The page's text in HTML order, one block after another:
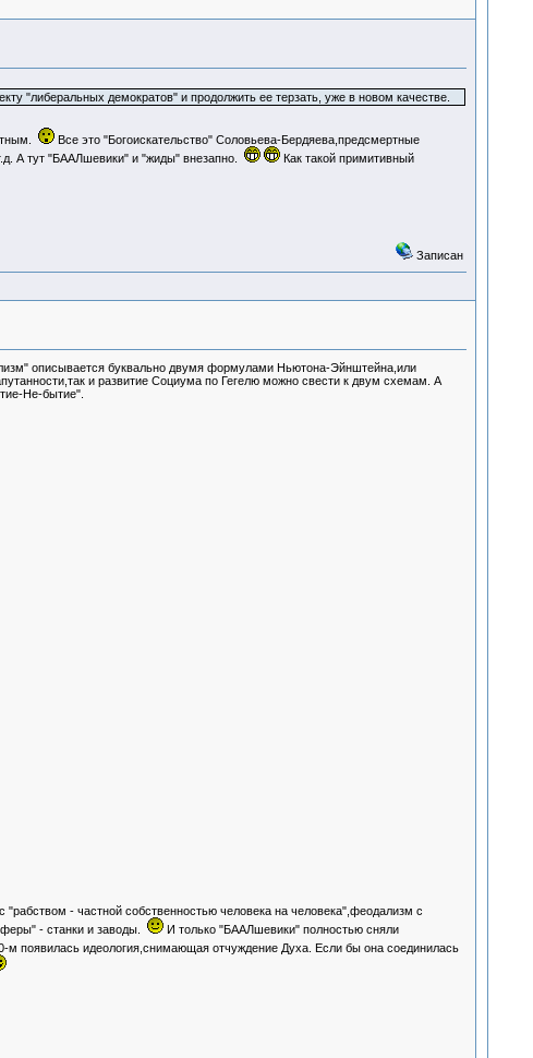
"либеральных демократов" и продолжить ее терзать, уже в новом качестве.
Все это "Богоискательство" Соловьева-Бердяева,предсмертные
А тут "БААЛшевики" и "жиды" внезапно.
Как такой примитивный
Записан
описывается буквально двумя формулами Ньютона-Эйнштейна,или
и развитие Социума по Гегелю можно свести к двум схемам. А
Не-бытие".
- частной собственностью человека на человека",феодализм с
- станки и заводы.
И только "БААЛшевики" полностью сняли
м появилась идеология,снимающая отчуждение Духа. Если бы она соединилась